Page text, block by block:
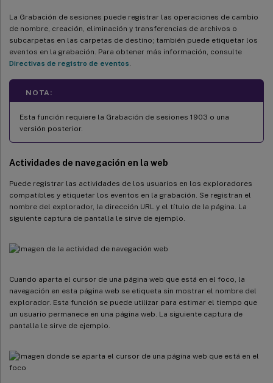
La Grabación de sesiones puede registrar las operaciones de cambio
de nombre, creación, eliminación y transferencias de archivos o
subcarpetas en las carpetas de destino; también puede etiquetar los
eventos en la grabación. Para obtener más información, consulte
Directivas de registro de eventos
NOTA:
Esta función requiere la Grabación de sesiones 1903 o una
versión posterior.
Actividades de navegación en la web
Puede registrar las actividades de los usuarios en los exploradores
compatibles y etiquetar los eventos en la grabación. Se registran el
nombre del explorador, la dirección URL y el título de la página. La
siguiente captura de pantalla le sirve de ejemplo.
Cuando aparta el cursor de una página web que está en el foco, la
navegación en esta página web se etiqueta sin mostrar el nombre del
explorador. Esta función se puede utilizar para estimar el tiempo que
un usuario permanece en una página web. La siguiente captura de
pantalla le sirve de ejemplo.